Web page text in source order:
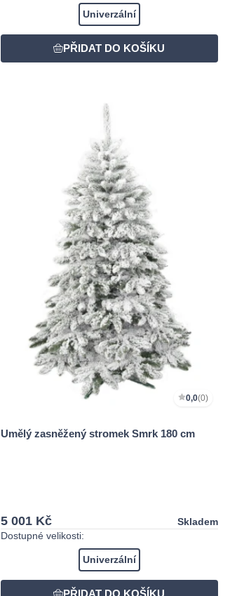
Univerzální
0,0(0)
Umělý zasněžený stromek Smrk 180 cm
5 001 Kč
Skladem
Dostupné velikosti:
Univerzální